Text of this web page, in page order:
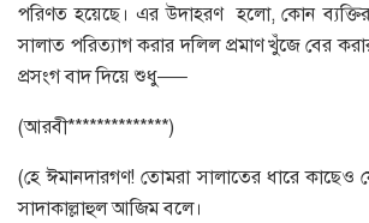
পরিণত হয়েছে। এর উদাহরণ হলো, কোন
সালাত পরিত্যাগ করার দলিল প্রমাণ খুঁজে বের
প্রসংগ বাদ দিয়ে শুধু—–
(আরবী**************)
(হে ঈমানদারগণ! তোমরা সালাতের ধারে কাছেও
সাদাকাল্লাহুল আজিম বলে।